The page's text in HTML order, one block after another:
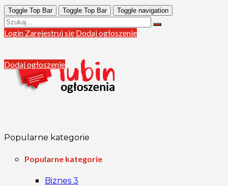
Toggle Top Bar Toggle Top Bar Toggle navigation
Login Zarejestruj się Dodaj ogłoszenie
Dodaj ogłoszenie
Popularne kategorie
Popularne kategorie
Biznes 3